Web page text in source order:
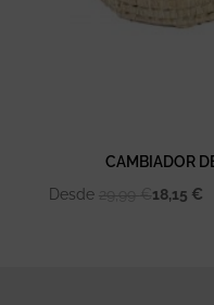
CAMBIADOR
Desde
18,15 €